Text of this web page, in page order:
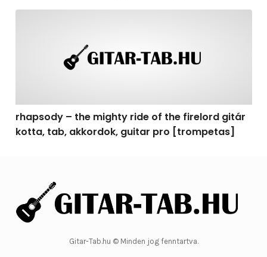
rhapsody – the mighty ride of the firelord gitár
kotta, tab, akkordok, guitar pro [trompetas]
Gitar-Tab.hu © Minden jog fenntartva.